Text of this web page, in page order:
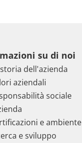
su di noi
dell'azienda
aziendali
sociale
e ambiente
e sviluppo